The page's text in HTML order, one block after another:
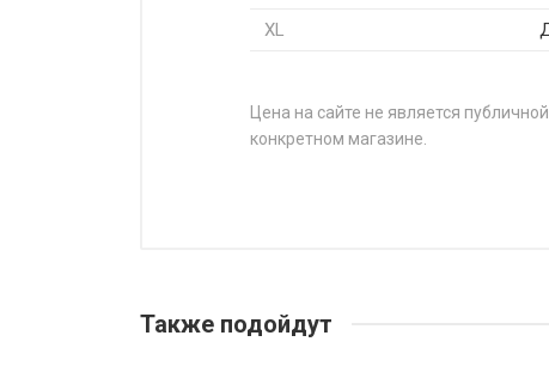
XL
Цена на сайте не является
конкретном магазине.
Continental EcoContact 7 215/
Также подойдут